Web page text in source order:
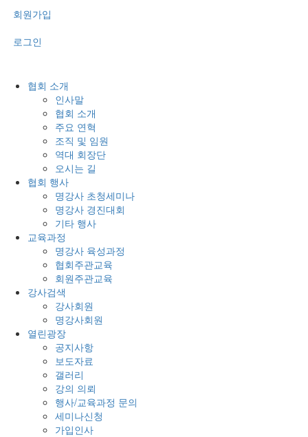
회원가입
로그인
협회 소개
인사말
협회 소개
주요 연혁
조직 및 임원
역대 회장단
오시는 길
협회 행사
명강사 초청세미나
명강사 경진대회
기타 행사
교육과정
명강사 육성과정
협회주관교육
회원주관교육
강사검색
강사회원
명강사회원
열린광장
공지사항
보도자료
갤러리
강의 의뢰
행사/교육과정 문의
세미나신청
가입인사